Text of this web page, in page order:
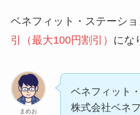
ベネフィット・ステーシ
引（最大100円割引） にな
まめお
ベネフィット
株式会社ベネ